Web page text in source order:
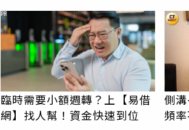
臨時需要小額週轉？上【易借
網】找人幫！資金快速到位
PR
側
頻